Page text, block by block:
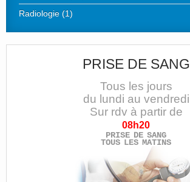
Radiologie (1)
PRISE DE SANG
Tous les jours
du lundi au vendredi
Sur rdv à partir de
08h20
PRISE DE SANG
TOUS LES MATINS